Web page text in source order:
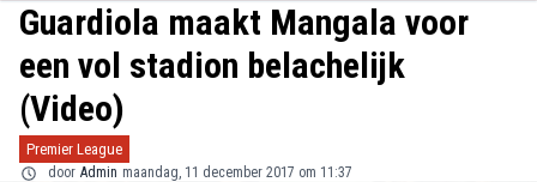
Guardiola maakt Mangala voor
een vol stadion belachelijk
(Video)
Premier League
door Admin maandag, 11 december 2017 om 11:37